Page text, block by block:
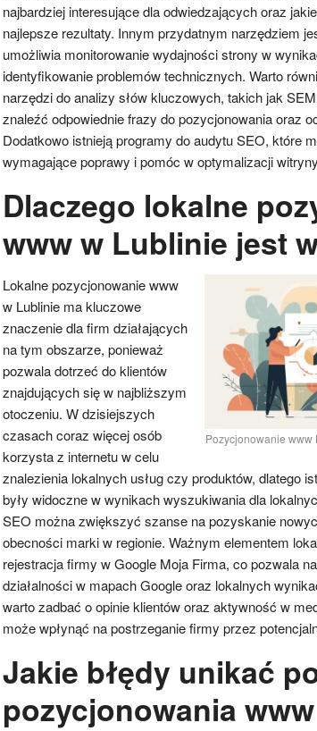
najbardziej interesujące dla odwiedzających oraz
najlepsze rezultaty. Innym przydatnym narzędziem
umożliwia monitorowanie wydajności strony w
identyfikowanie problemów technicznych. Warto
narzędzi do analizy słów kluczowych, takich jak
znaleźć odpowiednie frazy do pozycjonowania oraz
Dodatkowo istnieją programy do audytu SEO, które
wymagające poprawy i pomóc w optymalizacji
Dlaczego lokalne
www w Lublinie jest
Pozycjonowanie www
Lokalne pozycjonowanie www
w Lublinie ma kluczowe
znaczenie dla firm działających
na tym obszarze, ponieważ
pozwala dotrzeć do klientów
znajdujących się w najbliższym
otoczeniu. W dzisiejszych
czasach coraz więcej osób
korzysta z internetu w celu
znalezienia lokalnych usług czy produktów, dlatego
były widoczne w wynikach wyszukiwania dla
SEO można zwiększyć szanse na pozyskanie
obecności marki w regionie. Ważnym elementem
rejestracja firmy w Google Moja Firma, co pozwala
działalności w mapach Google oraz lokalnych
warto zadbać o opinie klientów oraz aktywność w
może wpłynąć na postrzeganie firmy przez
Jakie błędy unikać
pozycjonowania